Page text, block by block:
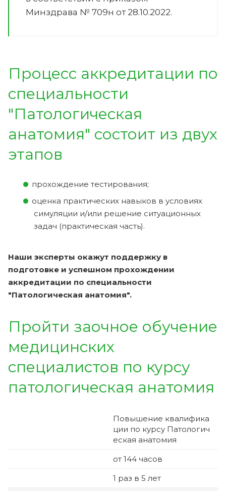
Минздрава № 709н от 28.10.2022.
Процесс аккредитации по
специальности
"Патологическая
анатомия" состоит из двух
этапов
прохождение тестирования;
оценка практических навыков в условиях
симуляции и/или решение ситуационных
задач (практическая часть).
Наши эксперты окажут поддержку в
подготовке и успешном прохождении
аккредитации по специальности
"Патологическая анатомия".
Пройти заочное обучение
медицинских
специалистов по курсу
патологическая анатомия
Повышение квалифика
ции по курсу Патологич
еская анатомия
от 144 часов
1 раз в 5 лет